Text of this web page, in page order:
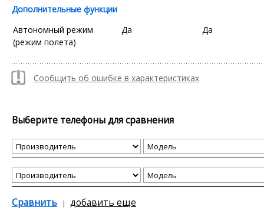
Дополнительные функции
Автономный режим
(режим полета)
Да Да
Сообщить об ошибке в характеристиках
Выберите телефоны для сравнения
Сравнить добавить еще